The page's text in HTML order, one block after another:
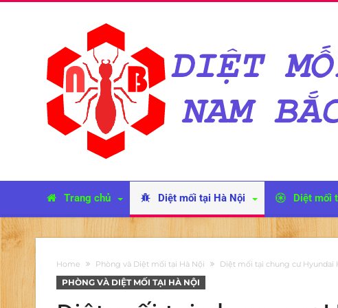
Trang chủ Diệt mối tại Hà Nội Diệt mối
Home Phòng và Diệt mối tại Hà Nội Diệt mối tại chung cư Hyundai
PHÒNG VÀ DIỆT MỐI TẠI HÀ NỘI